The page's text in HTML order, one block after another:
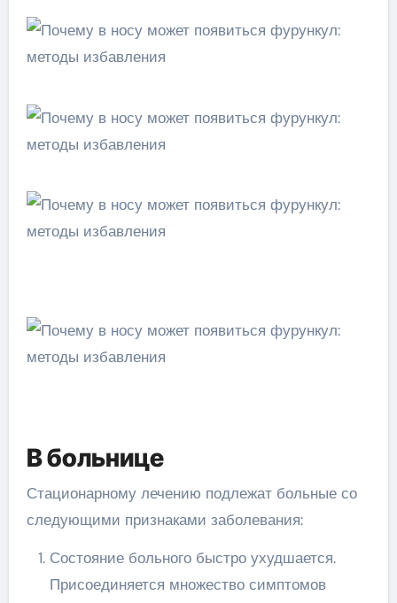
В больнице
Стационарному лечению подлежат больные со
следующими признаками заболевания:
Состояние больного быстро ухудшается.
Присоединяется множество симптомов